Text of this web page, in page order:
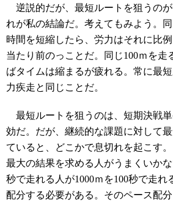
逆説的だが、最短ルートを狙うの
れが私の結論だ。考えてもみよう。
時間を短縮したら、労力はそれに比
当たり前のっことだ。同じ100ｍを走
ばタイムは縮まるが疲れる。常に最
力疾走と同じことだ。
最短ルートを狙うのは、短期決戦
効だ。だが、継続的な課題に対して
ていると、どこかで息切れを起こす
最大の結果を求める人がうまくいか
秒で走れる人が1000ｍを100秒で走れ
配分する必要がある。そのペース配分